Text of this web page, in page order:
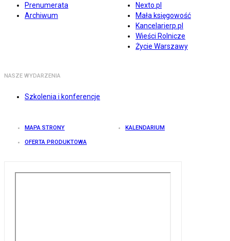
Prenumerata
Archiwum
Nexto.pl
Mała księgowość
Kancelarierp.pl
Wieści Rolnicze
Życie Warszawy
NASZE WYDARZENIA
Szkolenia i konferencje
MAPA STRONY KALENDARIUM
OFERTA PRODUKTOWA